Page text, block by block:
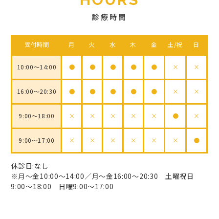
診療時間
受付時間 月 火 水 木 金 土/祝 日
10:00～14:00 ● ● ● ● ● × ×
16:00〜20:30 ● ● ● ● ● × ×
9:00〜18:00 × × × × × ● ×
9:00〜17:00 × × × × × × ●
休診日:なし
※月～金10:00～14:00／月～金16:00～20:30 土曜祝日
9:00～18:00 日曜9:00～17:00